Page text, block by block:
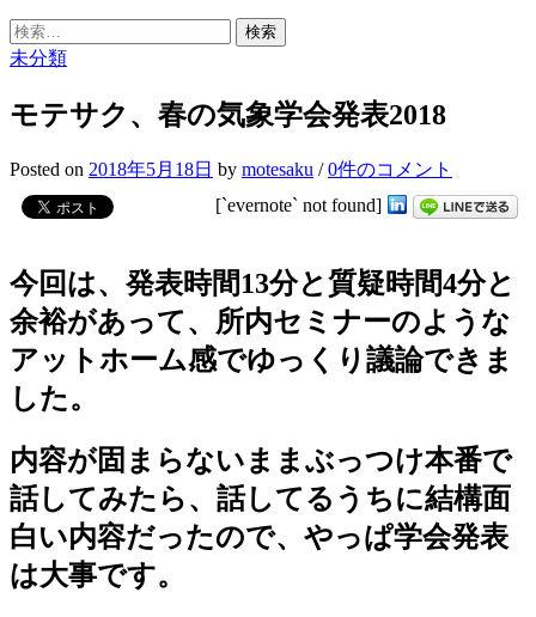
検
索:
未分類
モテサク、春の気象学会発表2018
Posted on 2018年5月18日 by motesaku /0件のコメント
[`evernote` not found]
今回は、発表時間13分と質疑時間4分と
余裕があって、所内セミナーのような
アットホーム感でゆっくり議論できま
した。
内容が固まらないままぶっつけ本番で
話してみたら、話してるうちに結構面
白い内容だったので、やっぱ学会発表
は大事です。